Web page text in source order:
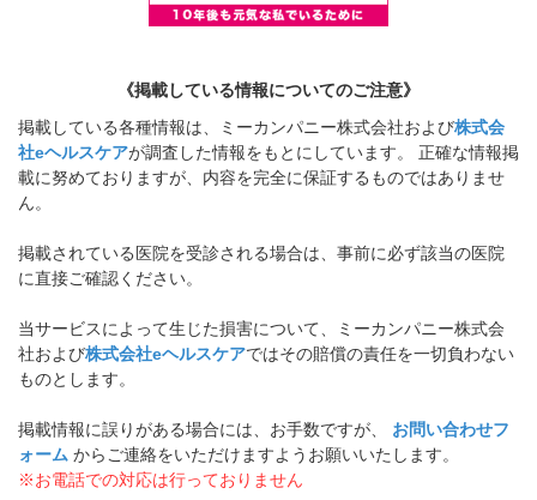
《掲載している情報についてのご注意》
掲載している各種情報は、ミーカンパニー株式会社および株式会
社eヘルスケアが調査した情報をもとにしています。 正確な情報掲
載に努めておりますが、内容を完全に保証するものではありませ
ん。
掲載されている医院を受診される場合は、事前に必ず該当の医院
に直接ご確認ください。
当サービスによって生じた損害について、ミーカンパニー株式会
社および株式会社eヘルスケアではその賠償の責任を一切負わない
ものとします。
掲載情報に誤りがある場合には、お手数ですが、 お問い合わせフ
ォーム からご連絡をいただけますようお願いいたします。
※お電話での対応は行っておりません